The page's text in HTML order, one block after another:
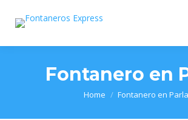
Fontanero en
You are here:
Home Fontanero en Parla